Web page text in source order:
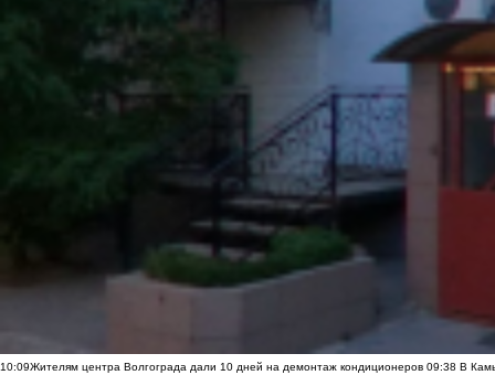
10:09Жителям центра Волгограда дали 10 дней на демонтаж кондиционеров 09:38 В